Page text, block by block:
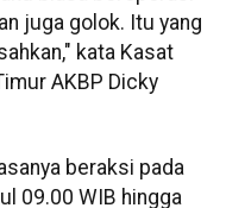
juga golok. Itu yang
kata Kasat
AKBP Dicky
beraksi pada
09.00 WIB hingga